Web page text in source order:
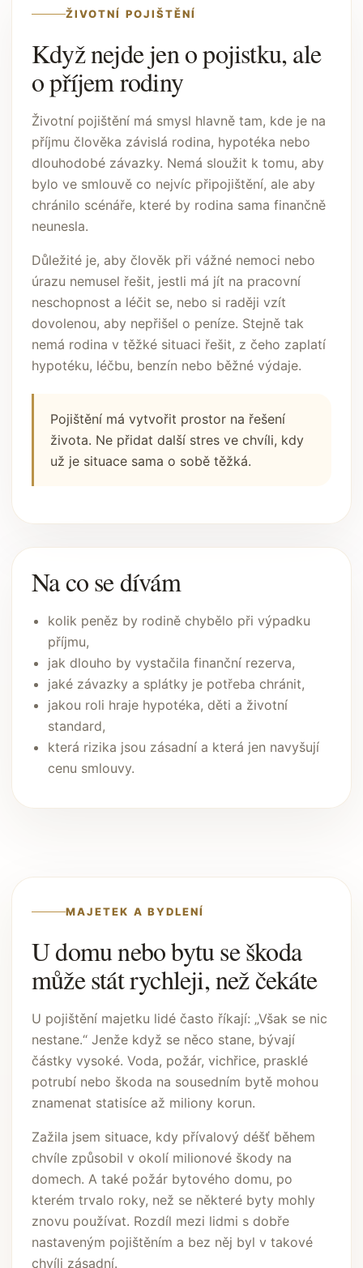
ŽIVOTNÍ POJIŠTĚNÍ
Když nejde jen o pojistku, ale
o příjem rodiny
Životní pojištění má smysl hlavně tam, kde je na
příjmu člověka závislá rodina, hypotéka nebo
dlouhodobé závazky. Nemá sloužit k tomu, aby
bylo ve smlouvě co nejvíc připojištění, ale aby
chránilo scénáře, které by rodina sama finančně
neunesla.
Důležité je, aby člověk při vážné nemoci nebo
úrazu nemusel řešit, jestli má jít na pracovní
neschopnost a léčit se, nebo si raději vzít
dovolenou, aby nepřišel o peníze. Stejně tak
nemá rodina v těžké situaci řešit, z čeho zaplatí
hypotéku, léčbu, benzín nebo běžné výdaje.
Pojištění má vytvořit prostor na řešení
života. Ne přidat další stres ve chvíli, kdy
už je situace sama o sobě těžká.
Na co se dívám
kolik peněz by rodině chybělo při výpadku
příjmu,
jak dlouho by vystačila finanční rezerva,
jaké závazky a splátky je potřeba chránit,
jakou roli hraje hypotéka, děti a životní
standard,
která rizika jsou zásadní a která jen navyšují
cenu smlouvy.
MAJETEK A BYDLENÍ
U domu nebo bytu se škoda
může stát rychleji, než čekáte
U pojištění majetku lidé často říkají: „Však se nic
nestane.“ Jenže když se něco stane, bývají
částky vysoké. Voda, požár, vichřice, prasklé
potrubí nebo škoda na sousedním bytě mohou
znamenat statisíce až miliony korun.
Zažila jsem situace, kdy přívalový déšť během
chvíle způsobil v okolí milionové škody na
domech. A také požár bytového domu, po
kterém trvalo roky, než se některé byty mohly
znovu používat. Rozdíl mezi lidmi s dobře
nastaveným pojištěním a bez něj byl v takové
chvíli zásadní.